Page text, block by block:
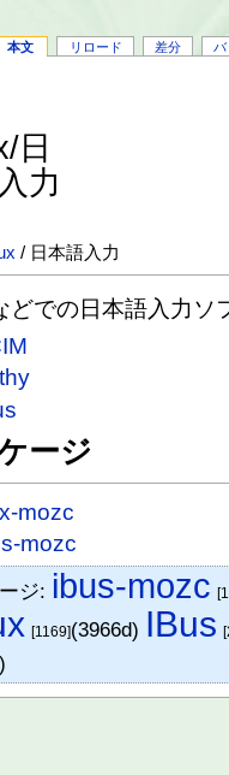
本文 リロード 差分 バ
日
力
/ 日本語入力
どでの日本語入力ソ
ージ
mozc
mozc
ジ: ibus-mozc
[1169](3966d) IBus